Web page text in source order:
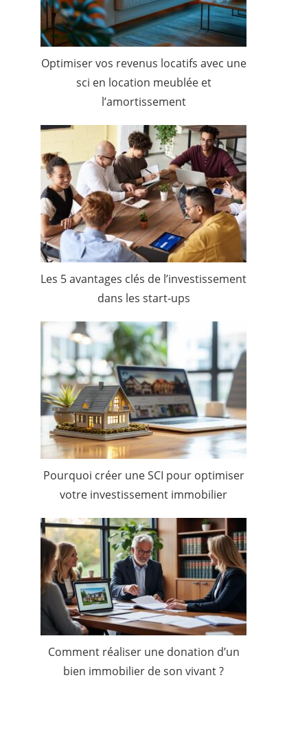
Optimiser vos revenus locatifs avec une
sci en location meublée et
l’amortissement
Les 5 avantages clés de l’investissement
dans les start-ups
Pourquoi créer une SCI pour optimiser
votre investissement immobilier
Comment réaliser une donation d’un
bien immobilier de son vivant ?